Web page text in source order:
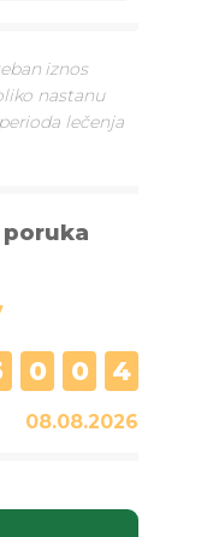
iznos
nastanu
lečenja
poruka
0 0 4
08.08.2026